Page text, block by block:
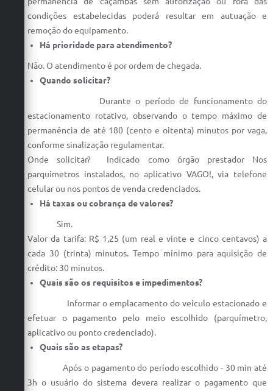
condições estabelecidas poderá resultar em autuação e
remoção do equipamento.
Há prioridade para atendimento?
Não. O atendimento é por ordem de chegada.
Quando solicitar?
Durante o período de funcionamento do
estacionamento rotativo, observando o tempo máximo de
permanência de até 180 (cento e oitenta) minutos por vaga,
conforme sinalização regulamentar.
Onde solicitar? Indicado como órgão prestador Nos
parquímetros instalados, no aplicativo VAGO!, via telefone
celular ou nos pontos de venda credenciados.
Há taxas ou cobrança de valores?
Sim.
Valor da tarifa: R$ 1,25 (um real e vinte e cinco centavos) a
cada 30 (trinta) minutos. Tempo mínimo para aquisição de
crédito: 30 minutos.
Quais são os requisitos e impedimentos?
Informar o emplacamento do veículo estacionado e
efetuar o pagamento pelo meio escolhido (parquímetro,
aplicativo ou ponto credenciado).
Quais são as etapas?
Após o pagamento do período escolhido - 30 min até
3h o usuário do sistema devera realizar o pagamento que